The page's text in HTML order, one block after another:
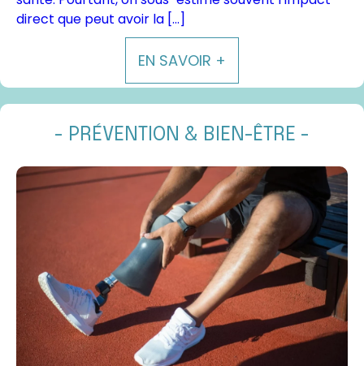
direct que peut avoir la […]
EN SAVOIR +
- PRÉVENTION & BIEN-ÊTRE -